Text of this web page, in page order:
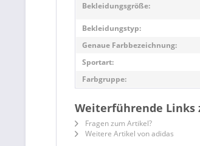
Bekleidungsgröße:
Bekleidungstyp:
Genaue Farbbezeichnung:
Sportart:
Farbgruppe:
Weiterführende Links
Fragen zum Artikel?
Weitere Artikel von adidas